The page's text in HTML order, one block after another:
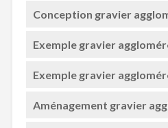
Conception gravier
Exemple gravier
Exemple gravier
Aménagement gravier